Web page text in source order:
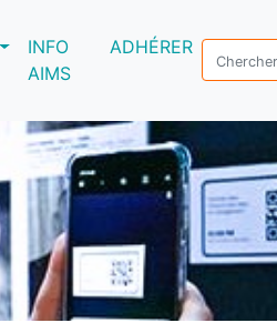
INFO
AIMS
ADHÉRER